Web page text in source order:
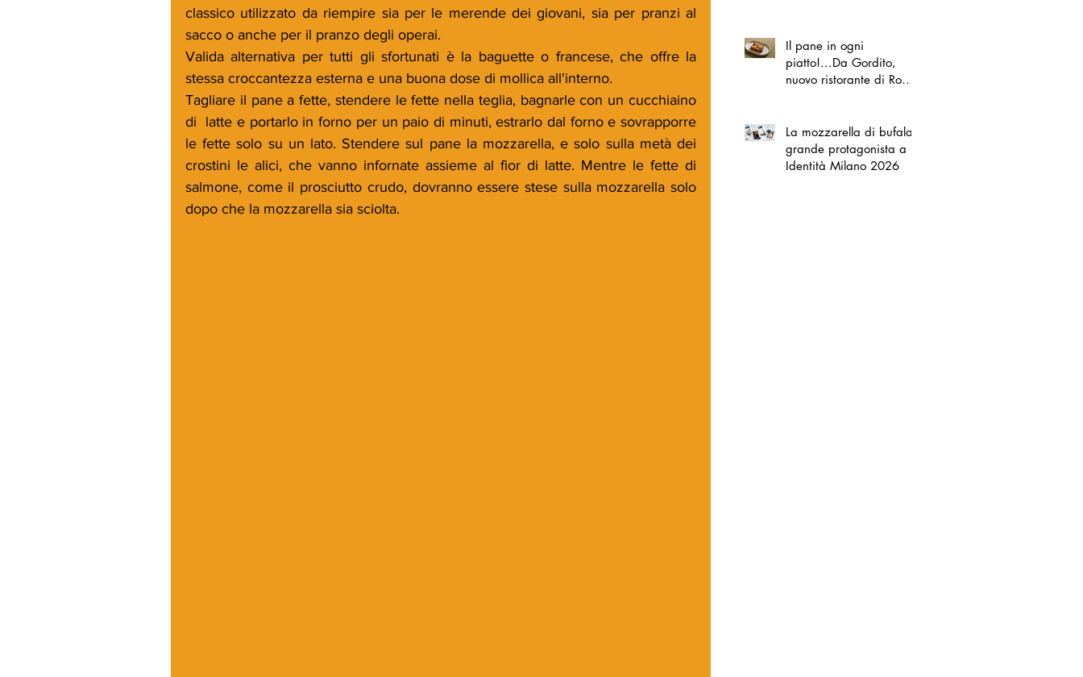
classico utilizzato da riempire sia per le merende dei giovani, sia per pranzi al
sacco o anche per il pranzo degli operai.
Valida alternativa per tutti gli sfortunati è la baguette o francese, che offre la
stessa croccantezza esterna e una buona dose di mollica all'interno.
Tagliare il pane a fette, stendere le fette nella teglia, bagnarle con un cucchiaino
di  latte e portarlo in forno per un paio di minuti, estrarlo dal forno e sovrapporre
le fette solo su un lato. Stendere sul pane la mozzarella, e solo sulla metà dei
crostini le alici, che vanno infornate assieme al fior di latte. Mentre le fette di
salmone, come il prosciutto crudo, dovranno essere stese sulla mozzarella solo
dopo che la mozzarella sia sciolta.
Il pane in ogni
piatto!...Da Gordito,
nuovo ristorante di Roma
La mozzarella di bufala
grande protagonista a
Identità Milano 2026